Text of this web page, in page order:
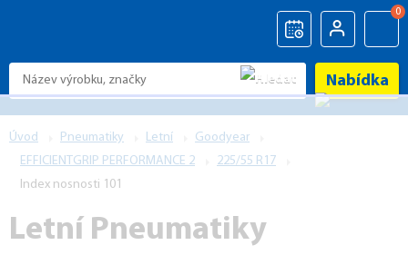
0
Nabídka
Úvod Pneumatiky Letní
Goodyear
EFFICIENTGRIP PERFORMANCE 2
225/55 R17
Index nosnosti 101
Letní Pneumatiky